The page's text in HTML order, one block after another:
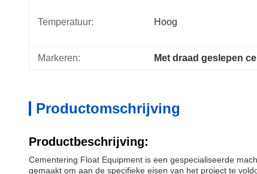
Temperatuur: Hoog
Markeren: Met draad geslepen
Productomschrijving
Productbeschrijving:
Cementering Float Equipment is een gespecialiseerde
gemaakt om aan de specifieke eisen van het project te